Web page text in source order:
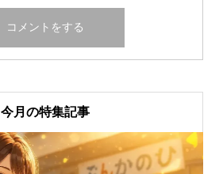
今月の特集記事